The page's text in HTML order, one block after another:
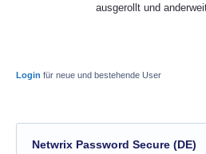
ausgerollt und
Login für neue und bestehende User
Netwrix Password Secure (DE)